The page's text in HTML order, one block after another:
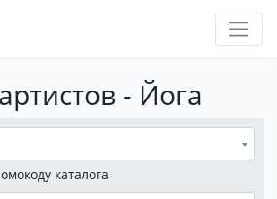
- Йога
каталога